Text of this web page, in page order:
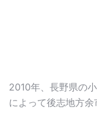
2010年、長野県の
によって後志地方余